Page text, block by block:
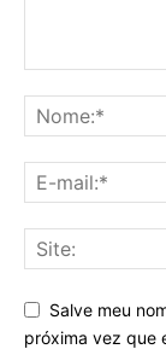
Salve meu
próxima vez que